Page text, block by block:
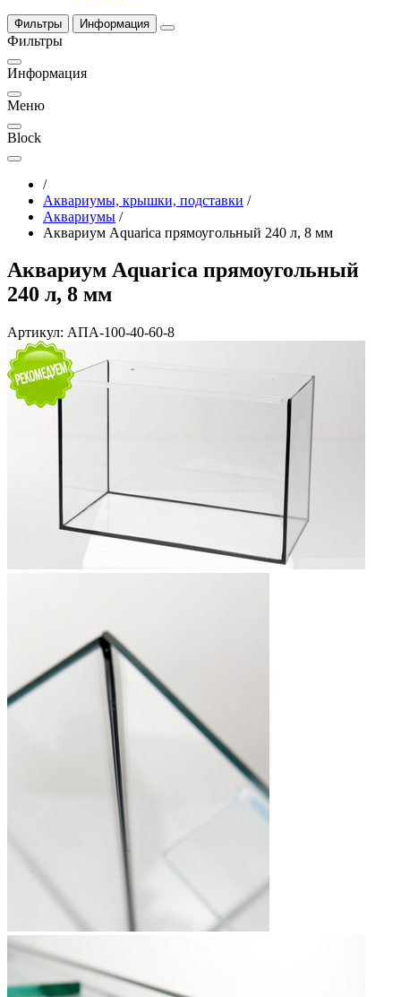
Фильтры Информация
Фильтры
Информация
Меню
Block
/
Аквариумы, крышки, подставки /
Аквариумы /
Аквариум Aquarica прямоугольный 240 л, 8 мм
Аквариум Aquarica прямоугольный
240 л, 8 мм
Артикул: АПА-100-40-60-8